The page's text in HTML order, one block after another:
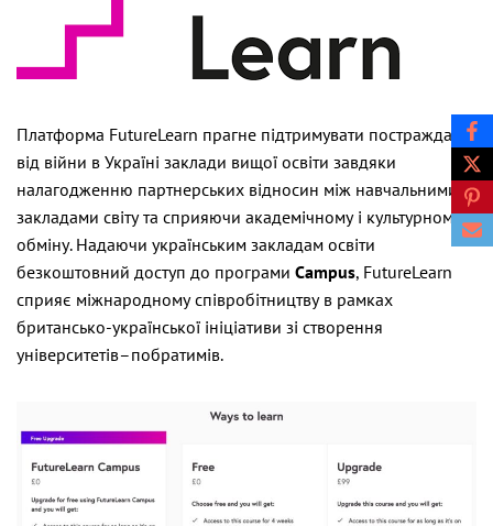
Платформа FutureLearn прагне підтримувати постраждалі
від війни в Україні заклади вищої освіти завдяки
налагодженню партнерських відносин між навчальними
закладами світу та сприяючи академічному і культурному
обміну. Надаючи українським закладам освіти
безкоштовний доступ до програми Campus, FutureLearn
сприяє міжнародному співробітництву в рамках
британсько-української ініціативи зі створення
університетів–побратимів.